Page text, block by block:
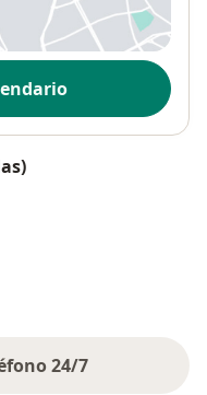
en una nueva
24/7